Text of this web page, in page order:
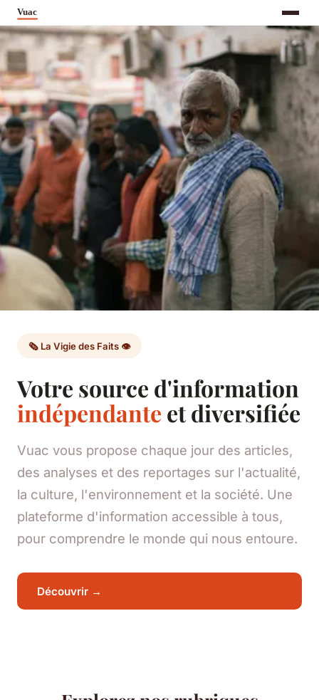
🗞️ La Vigie des Faits 👁️
Votre source d'information
indépendante et diversifiée
Vuac vous propose chaque jour des articles,
des analyses et des reportages sur l'actualité,
la culture, l'environnement et la société. Une
plateforme d'information accessible à tous,
pour comprendre le monde qui nous entoure.
Découvrir →